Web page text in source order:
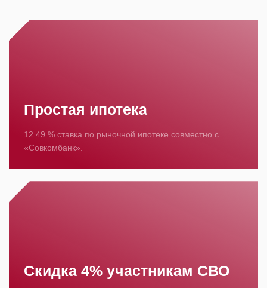
Простая ипотека
12.49 % ставка по рыночной ипотеке совместно с
«Совкомбанк».
Скидка 4% участникам СВО